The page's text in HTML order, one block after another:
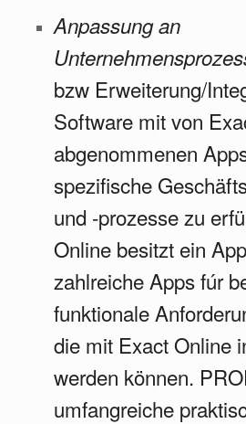
Anpassung an
bzw Erweiterung/
Software mit von
abgenommenen
spezifische
und -prozesse zu
Online besitzt ein
zahlreiche Apps fúr
funktionale
die mit Exact Online
werden können.
umfangreiche